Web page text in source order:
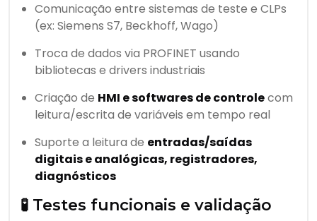
Comunicação entre sistemas de teste e CLPs
(ex: Siemens S7, Beckhoff, Wago)
Troca de dados via PROFINET usando
bibliotecas e drivers industriais
Criação de HMI e softwares de controlecom
leitura/escrita de variáveis em tempo real
Suporte a leitura de entradas/saídas
digitais e analógicas, registradores,
diagnósticos
🧪 Testes funcionais e validação